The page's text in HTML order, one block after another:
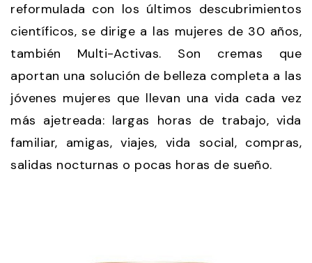
reformulada con los últimos descubrimientos
científicos, se dirige a las mujeres de 30 años,
también Multi-Activas. Son cremas que
aportan una solución de belleza completa a las
jóvenes mujeres que llevan una vida cada vez
más ajetreada: largas horas de trabajo, vida
familiar, amigas, viajes, vida social, compras,
salidas nocturnas o pocas horas de sueño.